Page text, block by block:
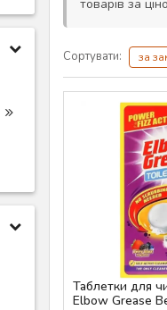
товарів за
Сортувати: за
Таблетки для
Elbow Grease